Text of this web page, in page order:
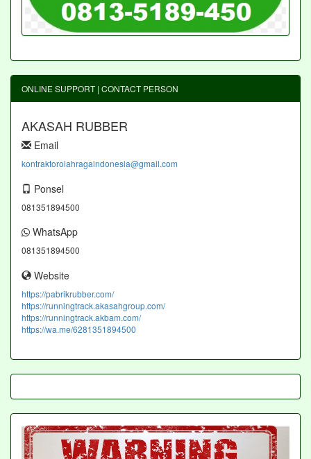
ONLINE SUPPORT | CONTACT PERSON
AKASAH RUBBER
Email
kontraktorolahragaindonesia@gmail.com
Ponsel
081351894500
WhatsApp
081351894500
Website
https://pabrikrubber.com/
https://runningtrack.akasahgroup.com/
https://runningtrack.akbam.com/
https://wa.me/6281351894500